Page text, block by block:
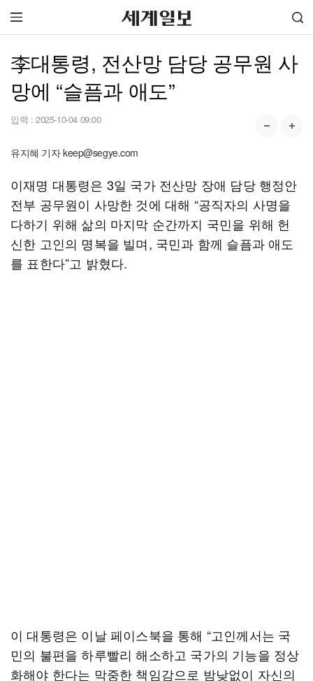
李대통령, 전산망 담당 공무원 사
망에 “슬픔과 애도”
입력 : 2025-10-04 09:00
유지혜 기자 keep@segye.com
이재명 대통령은 3일 국가 전산망 장애 담당 행정안
전부 공무원이 사망한 것에 대해 “공직자의 사명을
다하기 위해 삶의 마지막 순간까지 국민을 위해 헌
신한 고인의 명복을 빌며, 국민과 함께 슬픔과 애도
를 표한다”고 밝혔다.
이 대통령은 이날 페이스북을 통해 “고인께서는 국
민의 불편을 하루빨리 해소하고 국가의 기능을 정상
화해야 한다는 막중한 책임감으로 밤낮없이 자신의